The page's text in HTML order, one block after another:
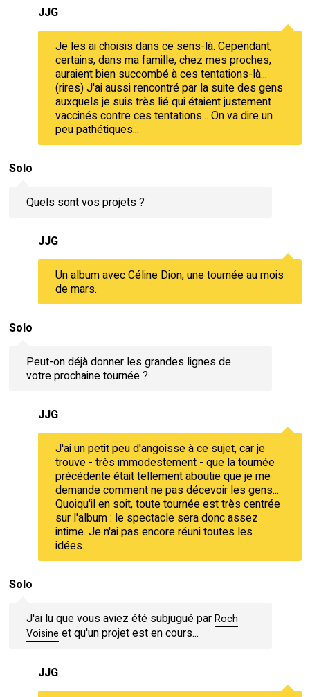
JJG
Je les ai choisis dans ce sens-là. Cependant,
certains, dans ma famille, chez mes proches,
auraient bien succombé à ces tentations-là...
(rires) J'ai aussi rencontré par la suite des gens
auxquels je suis très lié qui étaient justement
vaccinés contre ces tentations... On va dire un
peu pathétiques...
Solo
Quels sont vos projets ?
JJG
Un album avec Céline Dion, une tournée au mois
de mars.
Solo
Peut-on déjà donner les grandes lignes de
votre prochaine tournée ?
JJG
J'ai un petit peu d'angoisse à ce sujet, car je
trouve - très immodestement - que la tournée
précédente était tellement aboutie que je me
demande comment ne pas décevoir les gens...
Quoiqu'il en soit, toute tournée est très centrée
sur l'album : le spectacle sera donc assez
intime. Je n'ai pas encore réuni toutes les
idées.
Solo
J'ai lu que vous aviez été subjugué parRoch
Voisine et qu'un projet est en cours...
JJG